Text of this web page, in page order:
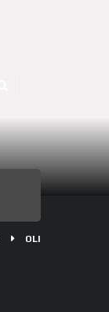
OLI